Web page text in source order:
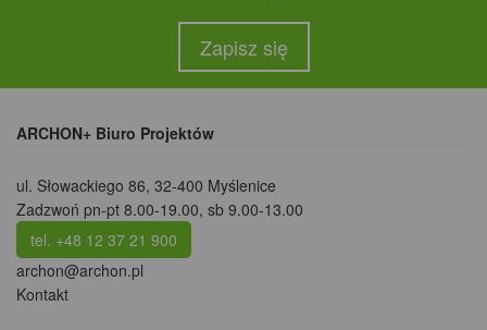
Zapisz się
ARCHON+ Biuro Projektów
ul. Słowackiego 86, 32-400 Myślenice
Zadzwoń pn-pt 8.00-19.00, sb 9.00-13.00
tel. +48 12 37 21 900
archon@archon.pl
Kontakt